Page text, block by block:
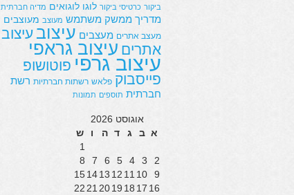
ביקור כרטיסי ביקור לוגו לוגואים מדיה חברתית
מדריך ממשק משתמש מעוצב מעוצבים
מעצב אתרים מעצבים עיצוב עיצוב
אתרים עיצוב גראפי
עיצוב גרפי פוטושופ
פייסבוק פלאש רשתות חברתיות רשת
חברתית תוספים תמונות
אוגוסט 2026
א ב ג ד ה ו
ש
1
2
3
4
5
6
7
8
9
10
11
12
13
14
15
16
17
18
19
20
21
22